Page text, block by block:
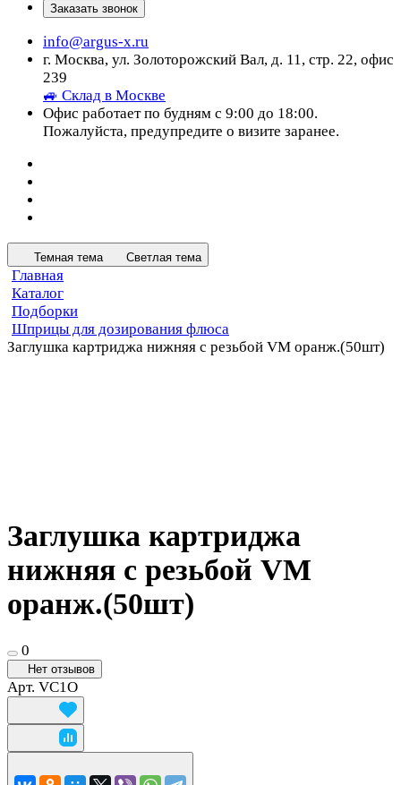
Заказать звонок
info@argus-x.ru
г. Москва, ул. Золоторожский Вал, д. 11, стр. 22, офис
239
🚙 Склад в Москве
Офис работает по будням с 9:00 до 18:00.
Пожалуйста, предупредите о визите заранее.
Темная тема Светлая тема
Главная
Каталог
Подборки
Шприцы для дозирования флюса
Заглушка картриджа нижняя с резьбой VM оранж.(50шт)
Заглушка картриджа
нижняя с резьбой VM
оранж.(50шт)
0
Нет отзывов
Арт. VC1O